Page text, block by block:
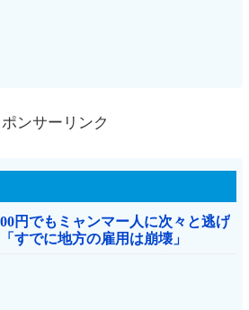
ンサーリンク
円でもミャンマー人に次々と逃げ
すでに地方の雇用は崩壊」